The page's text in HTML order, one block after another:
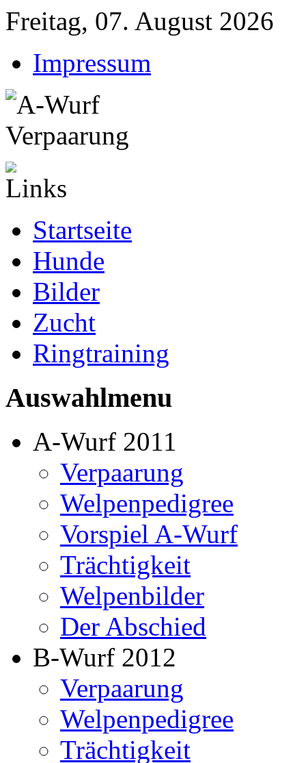
Freitag, 07. August 2026
Impressum
Startseite
Hunde
Bilder
Zucht
Ringtraining
Auswahlmenu
A-Wurf 2011
Verpaarung
Welpenpedigree
Vorspiel A-Wurf
Trächtigkeit
Welpenbilder
Der Abschied
B-Wurf 2012
Verpaarung
Welpenpedigree
Trächtigkeit